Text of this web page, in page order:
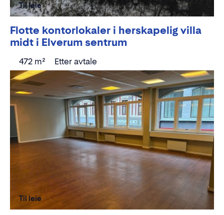
Flotte kontorlokaler i herskapelig villa
midt i Elverum sentrum
472 m² Etter avtale
Til leie
Til leie